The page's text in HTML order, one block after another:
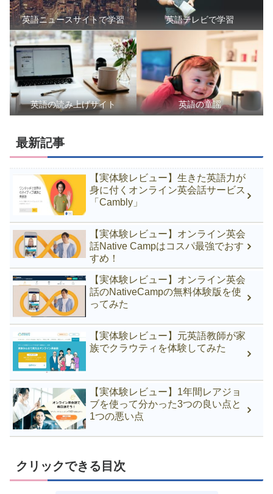
英語ニュースサイトで学習 英語テレビで学習
英語の読み上げサイト 英語の童謡
最新記事
【実体験レビュー】生きた英語力が
身に付くオンライン英会話サービス
「Cambly」
【実体験レビュー】オンライン英会
話Native Campはコスパ最強でおす
すめ！
【実体験レビュー】オンライン英会
話のNativeCampの無料体験版を使
ってみた
【実体験レビュー】元英語教師が家
族でクラウティを体験してみた
【実体験レビュー】1年間レアジョ
ブを使って分かった3つの良い点と
1つの悪い点
クリックできる目次